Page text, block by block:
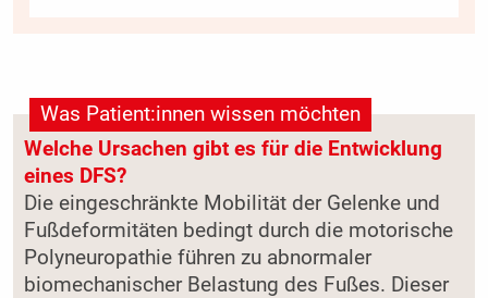
Was Patient:innen wissen möchten
Welche Ursachen gibt es für die Entwicklung
eines DFS?
Die eingeschränkte Mobilität der Gelenke und
Fußdeformitäten bedingt durch die motorische
Polyneuropathie führen zu abnormaler
biomechanischer Belastung des Fußes. Dieser